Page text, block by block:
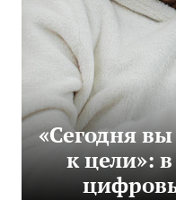
«Сегодня
к цели»: